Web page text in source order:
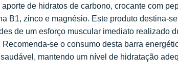
de hidratos de carbono, crocante com
B1, zinco e magnésio. Este produto destina-
de um esforço muscular imediato realizado
se o consumo desta barra
mantendo um nível de hidratação